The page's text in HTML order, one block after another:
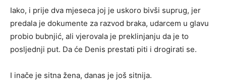
Iako, i prije dva mjeseca joj je uskoro bivši suprug, jer
predala je dokumente za razvod braka, udarcem u glavu
probio bubnjić, ali vjerovala je preklinjanju da je to
posljednji put. Da će Denis prestati piti i drogirati se.
I inače je sitna žena, danas je još sitnija.